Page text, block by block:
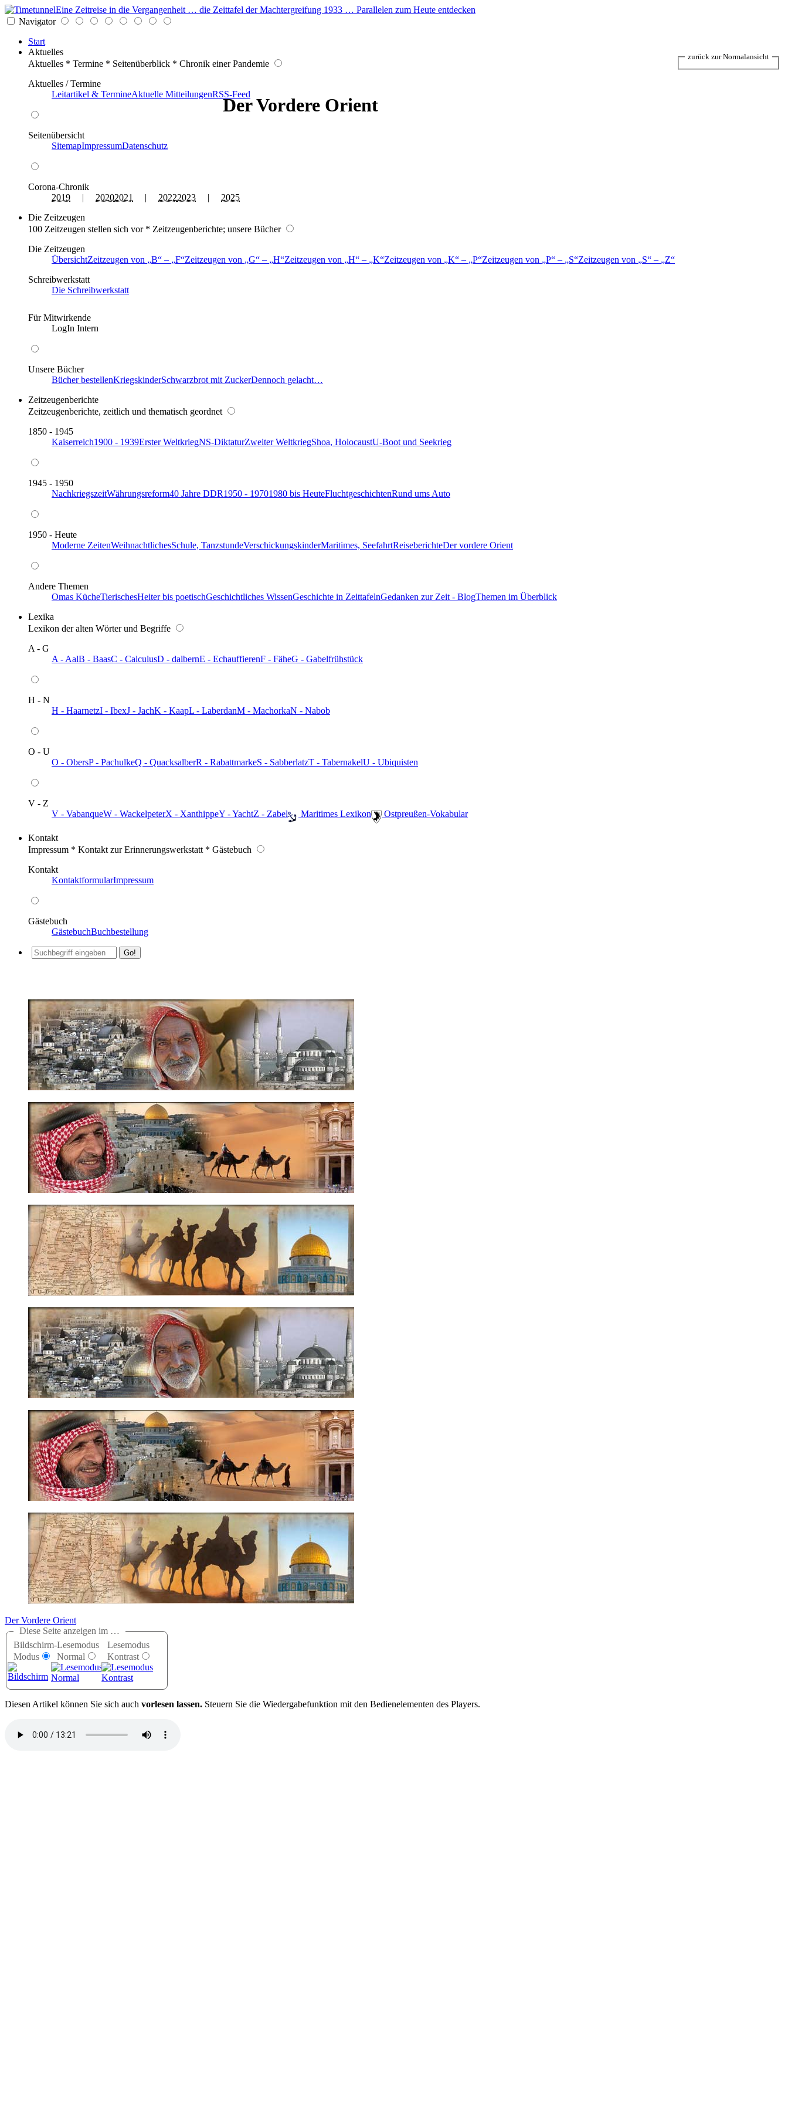
Eine Zeitreise in die Vergangenheit … die Zeittafel der Machtergreifung 1933 … Parallelen zum Heute entdecken
Navigator
Start
Aktuelles
Aktuelles * Termine * Seitenüberblick * Chronik einer Pandemie
Aktuelles / Termine
Leitartikel & TermineAktuelle MitteilungenRSS-Feed
Seitenübersicht
SitemapImpressumDatenschutz
Corona-Chronik
2019 | 20202021 | 20222023 | 2025
Die Zeitzeugen
100 Zeitzeugen stellen sich vor * Zeitzeugenberichte; unsere Bücher
Die Zeitzeugen
ÜbersichtZeitzeugen von B – F Zeitzeugen von G – H Zeitzeugen von H – K Zeitzeugen von K – P Zeitzeugen von P – S Zeitzeugen von S –
Z
Schreibwerkstatt
Die Schreibwerkstatt
Für Mitwirkende
LogIn Intern
Unsere Bücher
Bücher bestellenKriegskinderSchwarzbrot mit ZuckerDennoch gelacht…
Zeitzeugenberichte
Zeitzeugenberichte, zeitlich und thematisch geordnet
1850 - 1945
Kaiserreich1900 - 1939Erster WeltkriegNS-DiktaturZweiter WeltkriegShoa, HolocaustU-Boot und Seekrieg
1945 - 1950
NachkriegszeitWährungsreform40 Jahre DDR1950 - 19701980 bis HeuteFluchtgeschichtenRund ums Auto
1950 - Heute
Moderne ZeitenWeihnachtlichesSchule, TanzstundeVerschickungskinderMaritimes, SeefahrtReiseberichteDer vordere Orient
Andere Themen
Omas KücheTierischesHeiter bis poetischGeschichtliches WissenGeschichte in ZeittafelnGedanken zur Zeit - BlogThemen im Überblick
Lexika
Lexikon der alten Wörter und Begriffe
A - G
A - AalB - BaasC - CalculusD - dalbernE - EchauffierenF - FäheG - Gabelfrühstück
H - N
H - HaarnetzI - IbexJ - JachK - KaapL - LaberdanM - MachorkaN - Nabob
O - U
O - ObersP - PachulkeQ - QuacksalberR - RabattmarkeS - SabberlatzT - TabernakelU - Ubiquisten
V - Z
V - VabanqueW - WackelpeterX - XanthippeY - YachtZ - Zabel ️ Maritimes Lexikon ️ Ostpreußen-Vokabular
Kontakt
Impressum * Kontakt zur Erinnerungswerkstatt * Gästebuch
Kontakt
KontaktformularImpressum
Gästebuch
GästebuchBuchbestellung
Der Vordere Orient
Der Vordere Orient
Diese Seite anzeigen im …
Bildschirm-
Modus
Lesemodus
Normal
Lesemodus
Kontrast
Diesen Artikel können Sie sich auch vorlesen lassen. Steuern Sie die Wiedergabefunktion mit den Bedienelementen des Players.
zurück zur Normalansicht